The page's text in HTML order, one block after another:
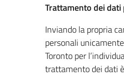
Trattamento dei
Inviando la propria
personali
Toronto per
trattamento dei dati